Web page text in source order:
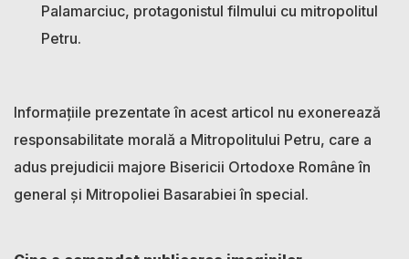
Palamarciuc, protagonistul filmului cu mitropolitul
Petru.
Informațiile prezentate în acest articol nu exonerează
responsabilitate morală a Mitropolitului Petru, care a
adus prejudicii majore Bisericii Ortodoxe Române în
general și Mitropoliei Basarabiei în special.